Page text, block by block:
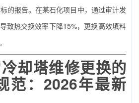
的报告。在某石化项目中，通过审计发
致热交换效率下降15%，更换高效填料
却塔维修更换的
范：2026年最新